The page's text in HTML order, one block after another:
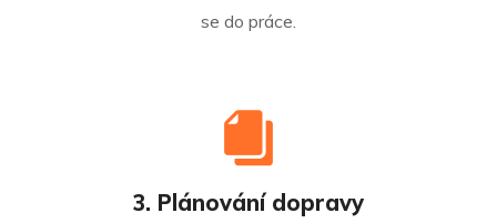
se do práce.
3. Plánování dopravy